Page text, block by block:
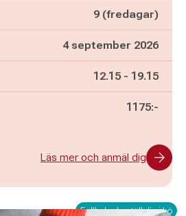
9 (fredagar)
4 september 2026
Pågår mellan
12.15 - och
19.15
1175:-
Läs mer och anmäl dig
Fullbokad - ställ dig i kö